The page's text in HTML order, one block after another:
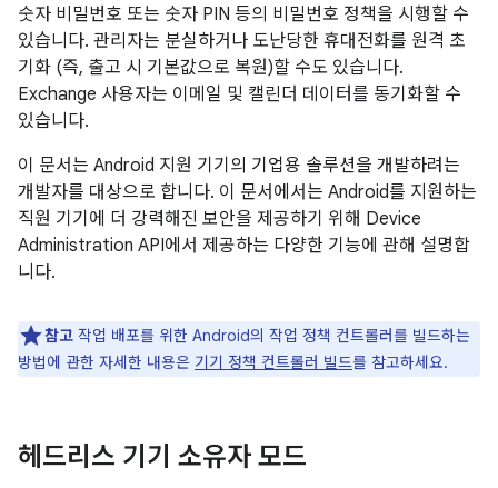
숫자 비밀번호 또는 숫자 PIN 등의 비밀번호 정책을 시행할 수
있습니다. 관리자는 분실하거나 도난당한 휴대전화를 원격 초
기화 (즉, 출고 시 기본값으로 복원)할 수도 있습니다.
Exchange 사용자는 이메일 및 캘린더 데이터를 동기화할 수
있습니다.
이 문서는 Android 지원 기기의 기업용 솔루션을 개발하려는
개발자를 대상으로 합니다. 이 문서에서는 Android를 지원하는
직원 기기에 더 강력해진 보안을 제공하기 위해 Device
Administration API에서 제공하는 다양한 기능에 관해 설명합
니다.
참고 작업 배포를 위한 Android의 작업 정책 컨트롤러를 빌드하는
방법에 관한 자세한 내용은 기기 정책 컨트롤러 빌드를 참고하세요.
헤드리스 기기 소유자 모드